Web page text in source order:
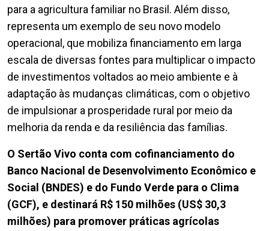
para a agricultura familiar no Brasil. Além disso,
representa um exemplo de seu novo modelo
operacional, que mobiliza financiamento em larga
escala de diversas fontes para multiplicar o impacto
de investimentos voltados ao meio ambiente e à
adaptação às mudanças climáticas, com o objetivo
de impulsionar a prosperidade rural por meio da
melhoria da renda e da resiliência das famílias.
O Sertão Vivo conta com cofinanciamento do
Banco Nacional de Desenvolvimento Econômico e
Social (BNDES) e do Fundo Verde para o Clima
(GCF), e destinará R$ 150 milhões (US$ 30,3
milhões) para promover práticas agrícolas